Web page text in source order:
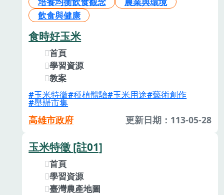
飲食與健康
食時好玉米
首頁
學習資源
教案
玉米特徵 種植體驗 玉米用途 藝術創作
舉辦市集
高雄市政府 更新日期：113-05-28
玉米特徵 [註01]
首頁
學習資源
臺灣農產地圖